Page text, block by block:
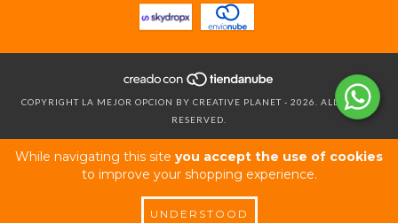
While navigating this site you accept the use of cookies
to improve your shopping experience.
UNDERSTOOD
COPYRIGHT LA MEJOR OPCION BY CREATIVE PLANET - 2026. ALL RIGHTS
RESERVED.